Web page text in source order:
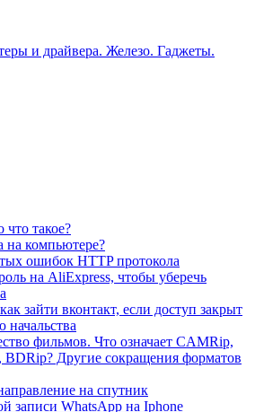
что такое?
на компьютере?
ошибок HTTP протокола
на AliExpress, чтобы уберечь
зайти вконтакт, если доступ закрыт
фильмов. Что означает CAMRip,
Другие сокращения форматов
на спутник
записи WhatsApp на Iphone